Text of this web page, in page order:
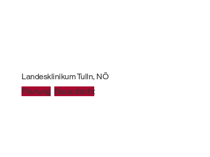
Landesklinikum Tulln, NÖ
Planung Bauaufsicht